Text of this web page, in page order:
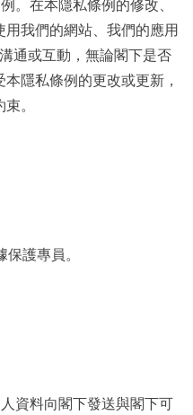
。在本隱私條例的修改、
我們的網站、我們的應用
通或互動，無論閣下是否
隱私條例的更改或更新，
。
護專員。
資料向閣下發送與閣下可